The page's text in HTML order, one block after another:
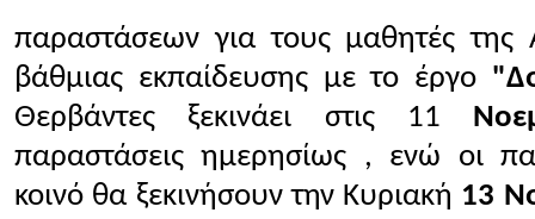
παραστάσεων για τους μαθητές
βάθμιας εκπαίδευσης με το έργο
Θερβάντες ξεκινάει στις 11
παραστάσεις ημερησίως , ενώ οι
κοινό θα ξεκινήσουν την Κυριακή 13